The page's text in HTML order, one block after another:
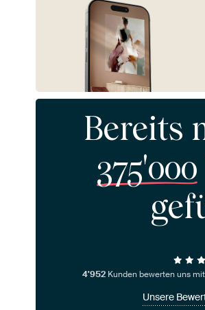
375'000
4'952Kunden bewerten uns
Unsere